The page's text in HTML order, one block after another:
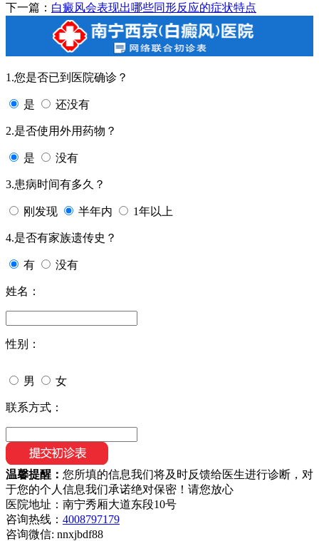
下一篇： 白癜风会表现出哪些同形反应的症状特点
1.您是否已到医院确诊？
是 还没有
2.是否使用外用药物？
是 没有
3.患病时间有多久？
刚发现 半年内 1年以上
4.是否有家族遗传史？
有 没有
姓名：
性别：
男 女
联系方式：
温馨提醒： 您所填的信息我们将及时反馈给医生进行诊断，对
于您的个人信息我们承诺绝对保密！请您放心
医院地址：南宁秀厢大道东段10号
咨询热线： 4008797179
咨询微信: nnxjbdf88